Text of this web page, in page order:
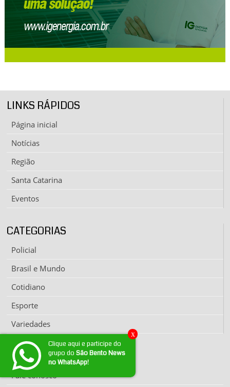
LINKS RÁPIDOS
Página inicial
Notícias
Região
Santa Catarina
Eventos
CATEGORIAS
Policial
Brasil e Mundo
Cotidiano
Esporte
Variedades
EXPEDIENTE
Fale conosco
Clique aqui e participe do
grupo do São Bento News
no WhatsApp!
x